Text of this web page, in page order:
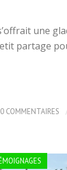
une
partage
0 COMMENTAIRES